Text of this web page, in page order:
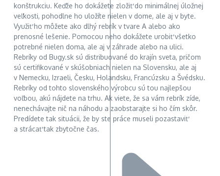
konštrukciu. Keďže ho dokážete zložiť do minimálnej úložnej
veľkosti, pohodlne ho uložíte nielen v dome, ale aj v byte.
Využiť ho môžete ako dlhý rebrík v tvare A alebo ako
prenosné lešenie. Pomocou neho dokážete urobiť všetko
potrebné nielen doma, ale aj v záhrade alebo na ulici.
Rebríky od Bugy.sk sú distribuované do krajín sveta, pričom
sú certifikované v skúšobniach nielen na Slovensku, ale aj
v Nemecku, Izraeli, Česku, Holandsku, Francúzsku a Švédsku.
Rebríky od tohto slovenského výrobcu sú tou najlepšou
voľbou, akú nájdete na trhu. Ak viete, že sa vám rebrík zíde,
nenechávajte nič na náhodu a zaobstarajte si ho čím skôr.
Predídete tak situácii, že by ste práce museli pozastaviť
a strácať tak zbytočne čas.